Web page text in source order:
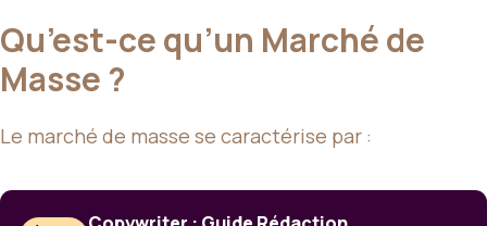
Qu’est-ce qu’un Marché de
Masse ?
Le marché de masse se caractérise par :